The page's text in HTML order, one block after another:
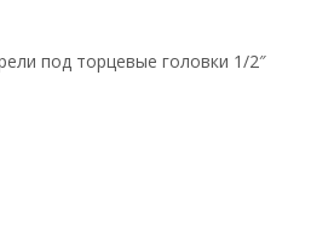
под торцевые головки 1/2″